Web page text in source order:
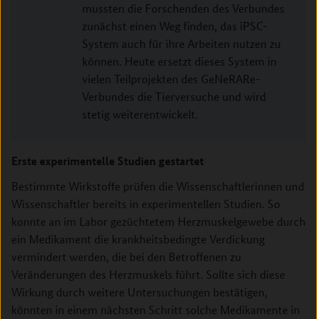
mussten die Forschenden des Verbundes
zunächst einen Weg finden, das iPSC-
System auch für ihre Arbeiten nutzen zu
können. Heute ersetzt dieses System in
vielen Teilprojekten des GeNeRARe-
Verbundes die Tierversuche und wird
stetig weiterentwickelt.
Erste experimentelle Studien gestartet
Bestimmte Wirkstoffe prüfen die Wissenschaftlerinnen und
Wissenschaftler bereits in experimentellen Studien. So
konnte an im Labor gezüchtetem Herzmuskelgewebe durch
ein Medikament die krankheitsbedingte Verdickung
vermindert werden, die bei den Betroffenen zu
Veränderungen des Herzmuskels führt. Sollte sich diese
Wirkung durch weitere Untersuchungen bestätigen,
könnten in einem nächsten Schritt solche Medikamente in